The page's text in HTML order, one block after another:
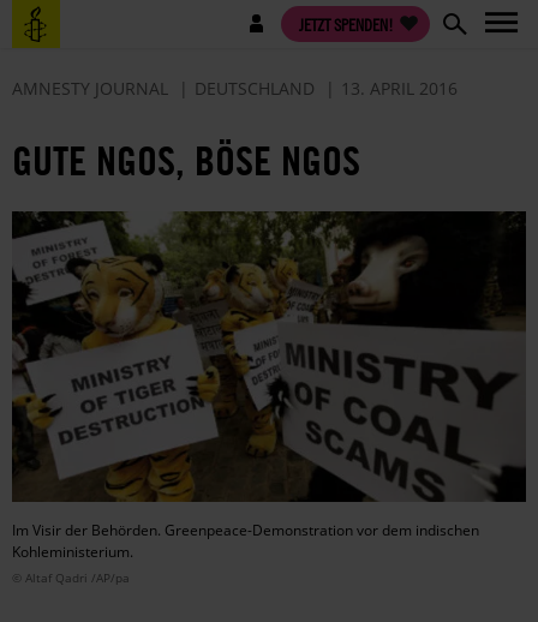
Direkt
zum
Benutzermenü JETZT SPENDEN!
AMNESTY JOURNAL DEUTSCHLAND 13. APRIL 2016
GUTE NGOS, BÖSE NGOS
Im Visir der Behörden. Greenpeace-Demonstration vor dem indischen
Kohleministerium.
© Altaf Qadri /AP/pa